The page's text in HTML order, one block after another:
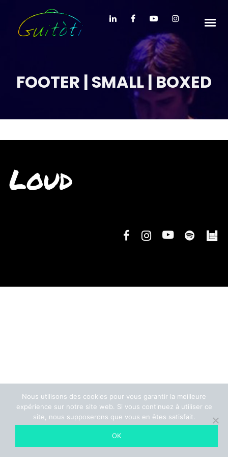
FOOTER | SMALL | BOXED
Loud
Nous utilisons des cookies pour vous garantir la meilleure
expérience sur notre site web. Si vous continuez à utiliser ce
site, nous supposerons que vous en êtes satisfait.
OK